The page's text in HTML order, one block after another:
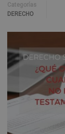
Categorías
DERECHO